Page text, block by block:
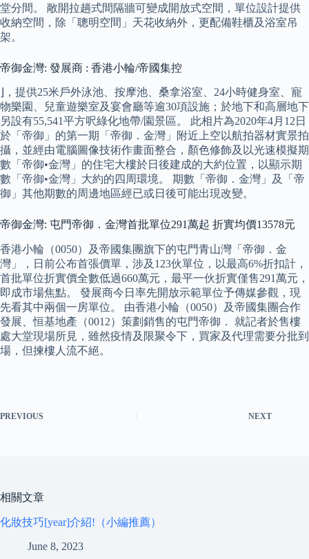
堂分間。 敞開拉趟式間隔牆可變成開放式空間，單位設計提供
收納空間，除「聰明空間」天花收納外，更配備鞋櫃及浴室吊
架。
帝御金灣: 發展商 : 香港小輪/帝國集控
⌋，提供25米戶外泳池、按摩池、桑拿浴室、24小時健身室、寵
物樂園、兒童遊樂室及宴會廳等逾30項設施；於地下和高層地下
另設有55,541平方呎綠化地帶/園景區。 此相片為2020年4月12日
於「帝御」的第一期「帝御．金灣」附近上空以航拍器材實景拍
攝，並經由電腦圖像技術作畫面整合，顏色修飾及以光速模擬期
數「帝御•金灣」的住宅大樓於日後建成的大約位置，以顯示期
數「帝御•金灣」大約的四周環境。 期數「帝御．金灣」及「帝
御」其他期數的周邊地區經已或日後可能出現改變。
帝御金灣: 屯門帝御．金灣首批單位291萬起 折實均價13578元
香港小輪（0050）及帝國集團旗下的屯門青山灣「帝御．金
灣」，日前公布首張價單，涉及123伙單位，以最高6%折扣計，
首批單位折實價全數低過660萬元，最平一伙折實僅售291萬元，
即成市場焦點。 發展商今日率先開放示範單位予傳媒參觀，現
先看其中兩個一房單位。 由香港小輪（0050）及帝國集團合作
發展、恒基地產（0012）策劃銷售的屯門帝御． 就記者於售樓
處大堂現場所見，雖然疫情及限聚令下，買家及代理需要分批到
場，但揀樓人流不絕。
PREVIOUS NEXT
相關文章
化妝技巧[year]介紹!（小編推薦）
June 8, 2023